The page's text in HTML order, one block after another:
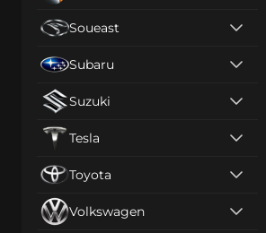
Soueast
Subaru
Suzuki
Tesla
Toyota
Volkswagen